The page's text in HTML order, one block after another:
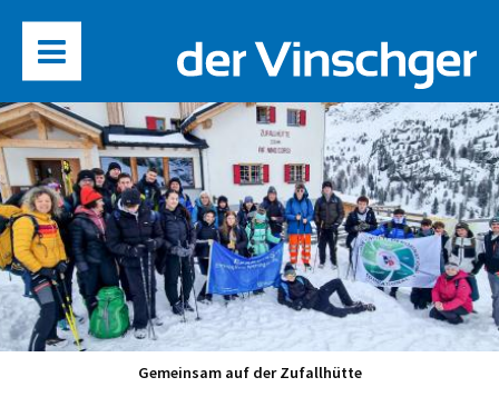
Gemeinsam auf der Zufallhütte